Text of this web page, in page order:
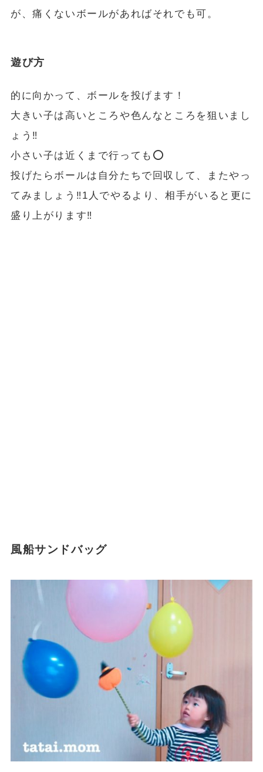
が、痛くないボールがあればそれでも可。
遊び方
的に向かって、ボールを投げます！
大きい子は高いところや色んなところを狙いまし
ょう‼️
小さい子は近くまで行っても⭕️
投げたらボールは自分たちで回収して、またやっ
てみましょう‼️1人でやるより、相手がいると更に
盛り上がります‼️
風船サンドバッグ